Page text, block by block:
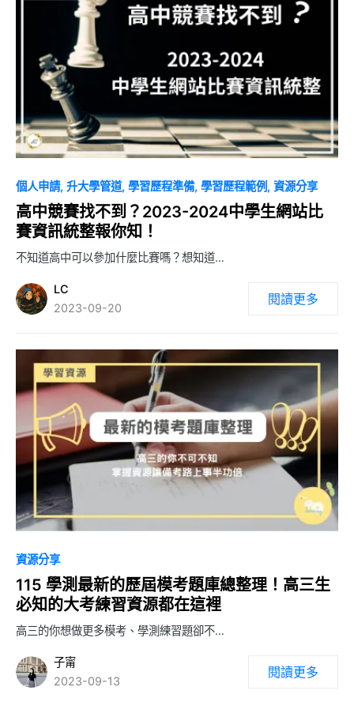
0
個人申請 升大學管道 學習歷程準備 學習歷程範例 資源分享
高中競賽找不到？2023-2024中學生網站比
賽資訊統整報你知！
不知道高中可以參加什麼比賽嗎？想知道…
LC
2023-09-20
閱讀更多
資源分享
115 學測最新的歷屆模考題庫總整理！高三生
必知的大考練習資源都在這裡
高三的你想做更多模考、學測練習題卻不…
子甯
2023-09-13
閱讀更多